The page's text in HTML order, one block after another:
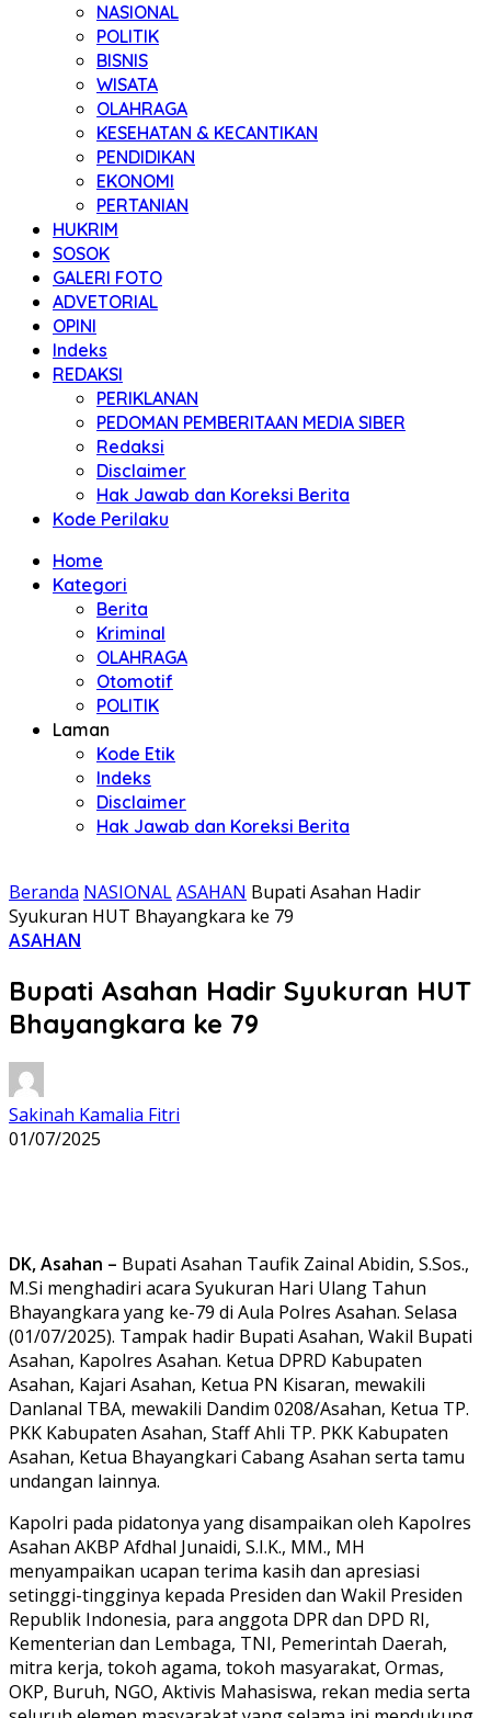
NASIONAL
POLITIK
BISNIS
WISATA
OLAHRAGA
KESEHATAN & KECANTIKAN
PENDIDIKAN
EKONOMI
PERTANIAN
HUKRIM
SOSOK
GALERI FOTO
ADVETORIAL
OPINI
Indeks
REDAKSI
PERIKLANAN
PEDOMAN PEMBERITAAN MEDIA SIBER
Redaksi
Disclaimer
Hak Jawab dan Koreksi Berita
Kode Perilaku
Home
Kategori
Berita
Kriminal
OLAHRAGA
Otomotif
POLITIK
Laman
Kode Etik
Indeks
Disclaimer
Hak Jawab dan Koreksi Berita
Beranda NASIONALASAHAN Bupati Asahan Hadir
Syukuran HUT Bhayangkara ke 79
ASAHAN
Bupati Asahan Hadir Syukuran HUT
Bhayangkara ke 79
Sakinah Kamalia Fitri
01/07/2025
DK, Asahan – Bupati Asahan Taufik Zainal Abidin, S.Sos.,
M.Si menghadiri acara Syukuran Hari Ulang Tahun
Bhayangkara yang ke-79 di Aula Polres Asahan. Selasa
(01/07/2025). Tampak hadir Bupati Asahan, Wakil Bupati
Asahan, Kapolres Asahan. Ketua DPRD Kabupaten
Asahan, Kajari Asahan, Ketua PN Kisaran, mewakili
Danlanal TBA, mewakili Dandim 0208/Asahan, Ketua TP.
PKK Kabupaten Asahan, Staff Ahli TP. PKK Kabupaten
Asahan, Ketua Bhayangkari Cabang Asahan serta tamu
undangan lainnya.
Kapolri pada pidatonya yang disampaikan oleh Kapolres
Asahan AKBP Afdhal Junaidi, S.I.K., MM., MH
menyampaikan ucapan terima kasih dan apresiasi
setinggi-tingginya kepada Presiden dan Wakil Presiden
Republik Indonesia, para anggota DPR dan DPD RI,
Kementerian dan Lembaga, TNI, Pemerintah Daerah,
mitra kerja, tokoh agama, tokoh masyarakat, Ormas,
OKP, Buruh, NGO, Aktivis Mahasiswa, rekan media serta